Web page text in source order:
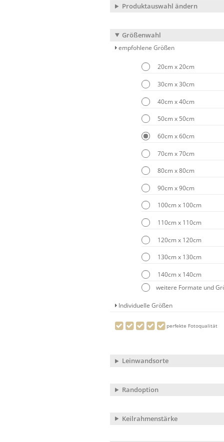
Produktauswahl ändern
Größenwahl
empfohlene Größen
20cm x 20cm
30cm x 30cm
40cm x 40cm
50cm x 50cm
60cm x 60cm
70cm x 70cm
80cm x 80cm
90cm x 90cm
100cm x 100cm
110cm x 110cm
120cm x 120cm
130cm x 130cm
140cm x 140cm
weitere Formate und
Individuelle Größen
perfekte Fotoqualität
Leinwandsorte
Randoption
Keilrahmenstärke